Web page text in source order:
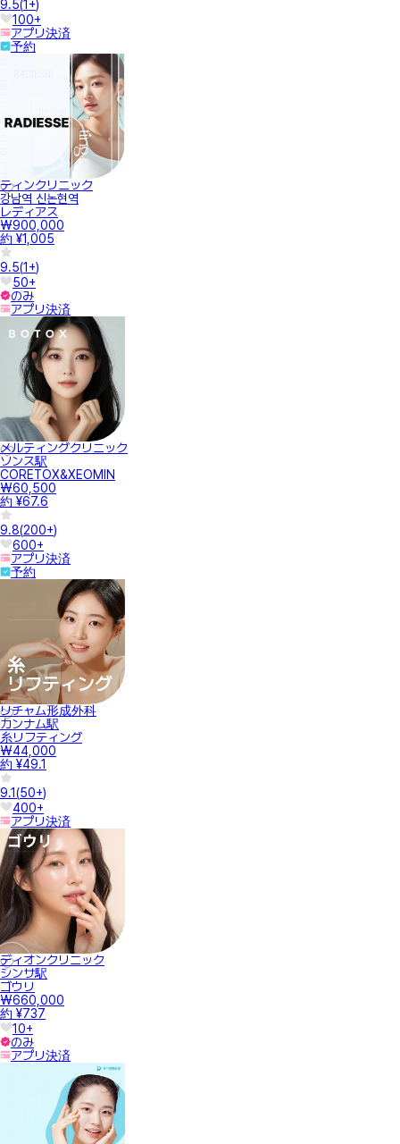
9.5(1+)
100+
アプリ決済
予約
ティンクリニック
강남역 신논현역
レディアス
₩900,000
約 ¥1,005
9.5(1+)
50+
のみ
アプリ決済
メルティングクリニック
ソンス駅
CORETOX&XEOMIN
₩60,500
約 ¥67.6
9.8(200+)
600+
アプリ決済
予約
リチャム形成外科
カンナム駅
糸リフティング
₩44,000
約 ¥49.1
9.1(50+)
400+
アプリ決済
ディオンクリニック
シンサ駅
ゴウリ
₩660,000
約 ¥737
10+
のみ
アプリ決済